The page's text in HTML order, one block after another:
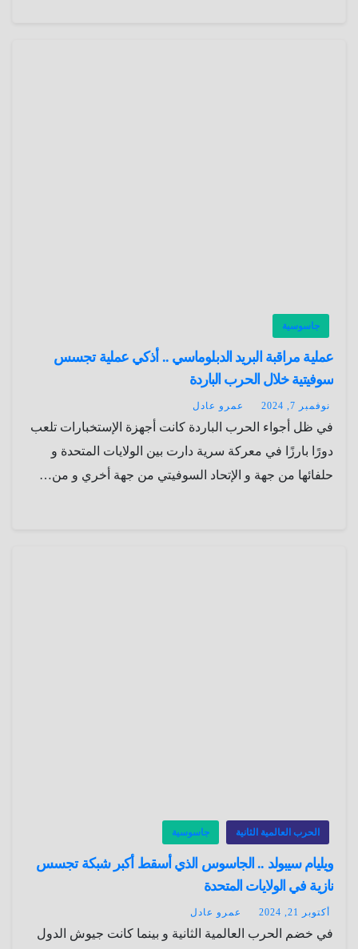
جاسوسية
عملية مراقبة البريد الدبلوماسي .. أذكي عملية تجسس
سوفيتية خلال الحرب الباردة
نوفمبر 7, 2024 عمرو عادل
في ظل أجواء الحرب الباردة كانت أجهزة الإستخبارات تلعب
دورًا بارزًا في معركة سرية دارت بين الولايات المتحدة و
حلفائها من جهة و الإتحاد السوفيتي من جهة أخري و من…
الحرب العالمية الثانية جاسوسية
ويليام سيبولد .. الجاسوس الذي أسقط أكبر شبكة تجسس
نازية في الولايات المتحدة
أكتوبر 21, 2024 عمرو عادل
في خضم الحرب العالمية الثانية و بينما كانت جيوش الدول